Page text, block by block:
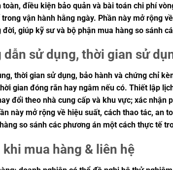
toàn, điều kiện bảo quản và bài toán chi phí
vận hành hằng ngày. Phần này mở rộng
đời, giúp kỹ sư và bộ phận mua hàng so sánh
dẫn sử dụng, thời gian sử
thời gian sử dụng, bảo hành và chứng chỉ
gian đóng rắn hay ngâm nếu có. Thiết lập
đổi theo nhà cung cấp và khu vực; xác
này mở rộng về hiệu suất, cách thao tác, an
so sánh các phương án một cách thực tế
mua hàng & liên hệ